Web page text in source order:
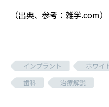
（出典、参考：雑学.com）
インプラント ホワイ
歯科
治療解説